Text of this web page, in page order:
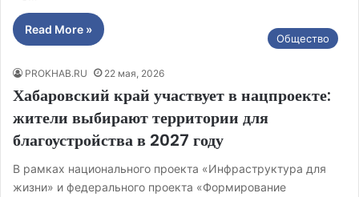
Read More »
Общество
PROKHAB.RU 22 мая, 2026
Хабаровский край участвует в нацпроекте:
жители выбирают территории для
благоустройства в 2027 году
В рамках национального проекта «Инфраструктура для
жизни» и федерального проекта «Формирование